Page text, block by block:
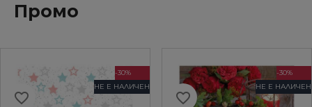
Промо
-30%
НЕ Е НАЛИЧЕН
favorite_border
-30%
НЕ Е НАЛИЧЕН
favorite_border